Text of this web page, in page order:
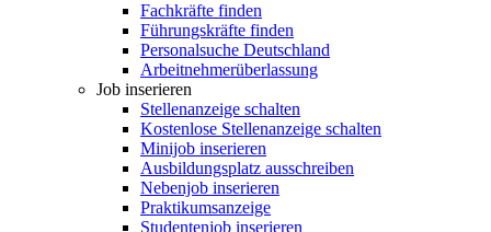
Fachkräfte finden
Führungskräfte finden
Personalsuche Deutschland
Arbeitnehmerüberlassung
Job inserieren
Stellenanzeige schalten
Kostenlose Stellenanzeige schalten
Minijob inserieren
Ausbildungsplatz ausschreiben
Nebenjob inserieren
Praktikumsanzeige
Studentenjob inserieren